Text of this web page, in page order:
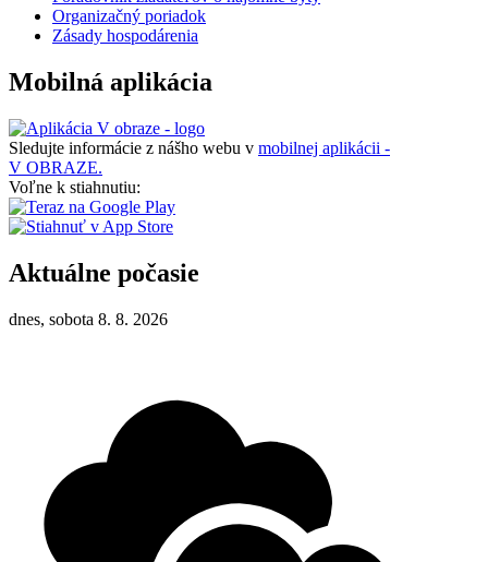
Organizačný poriadok
Zásady hospodárenia
Mobilná aplikácia
Sledujte informácie z nášho webu v mobilnej aplikácii -
V OBRAZE.
Voľne k stiahnutiu:
Aktuálne počasie
dnes, sobota 8. 8. 2026